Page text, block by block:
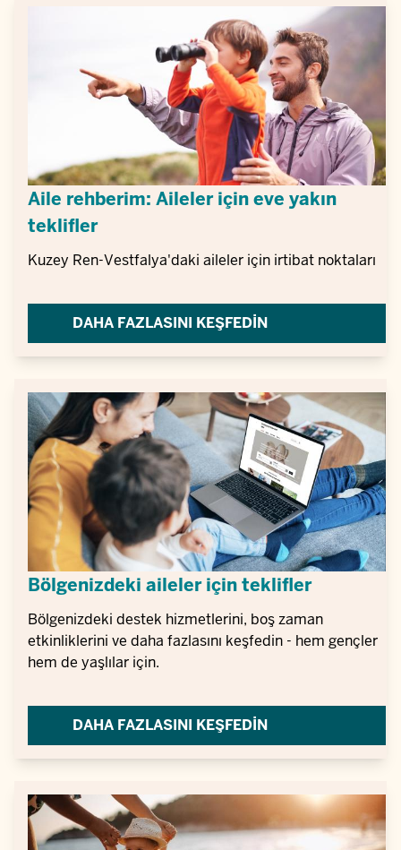
Aile rehberim: Aileler için eve yakın
teklifler
Kuzey Ren-Vestfalya'daki aileler için irtibat noktaları
DAHA FAZLASINI KEŞFEDIN
Bölgenizdeki aileler için teklifler
Bölgenizdeki destek hizmetlerini, boş zaman
etkinliklerini ve daha fazlasını keşfedin - hem gençler
hem de yaşlılar için.
DAHA FAZLASINI KEŞFEDIN